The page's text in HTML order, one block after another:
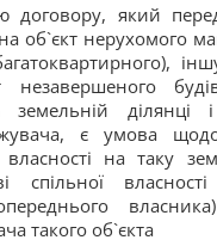
договору, який
об`єкт нерухомого
незавершеного
ділянці
є умова
на таку
спільної
такого об`єкта